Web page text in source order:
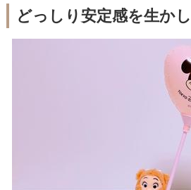
どっしり安定感を生か